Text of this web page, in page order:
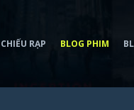
RẠP BLOG PHIM